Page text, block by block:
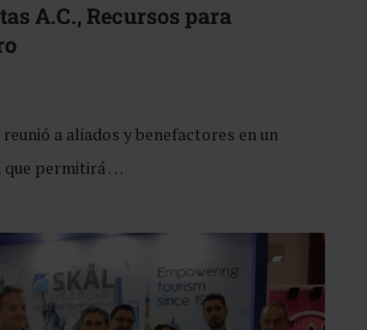
A.C., Recursos para
a aliados y benefactores en un
que permitirá …